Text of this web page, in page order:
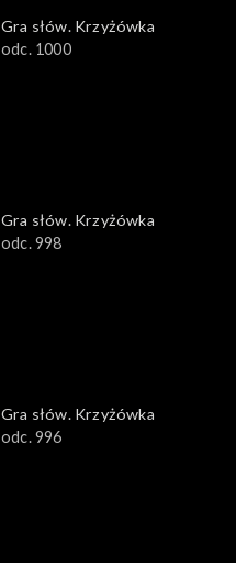
Gra słów. Krzyżówka
odc. 1000
Gra słów. Krzyżówka
odc. 998
Gra słów. Krzyżówka
odc. 996